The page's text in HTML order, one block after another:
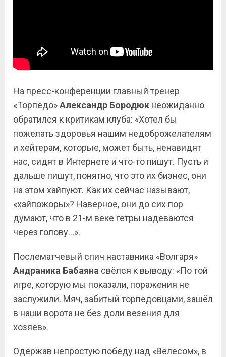
На пресс-конференции главный тренер
«Торпедо»Александр Бородюк неожиданно
обратился к критикам клуба: «Хотел бы
пожелать здоровья нашим недоброжелателям
и хейтерам, которые, может быть, ненавидят
нас, сидят в Интернете и что-то пишут. Пусть и
дальше пишут, понятно, что это их бизнес, они
на этом хайпуют. Как их сейчас называют,
«хайпожоры»? Наверное, они до сих пор
думают, что в 21-м веке гетры надеваются
через голову…».
Послематчевый спич наставника «Волгаря»
Андраника Бабаяна свёлся к выводу: «По той
игре, которую мы показали, поражения не
заслужили. Мяч, забитый торпедовцами, зашёл
в наши ворота не без доли везения для
хозяев».
Одержав непростую победу над «Велесом», в